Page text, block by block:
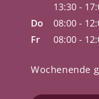
13:30 -
Do
08:00 -
Fr
08:00 -
Wochenende